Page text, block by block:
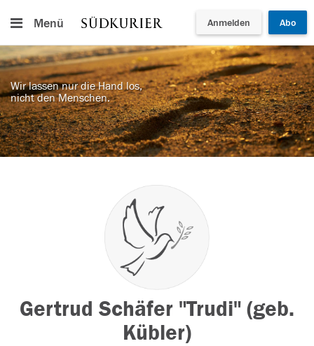
Menü Anmelden Abo
Wir lassen nur die Hand los,
nicht den Menschen.
Gertrud Schäfer "Trudi" (geb.
Kübler)